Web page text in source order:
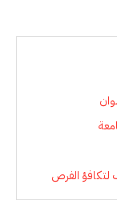
لتكافؤ الفرص